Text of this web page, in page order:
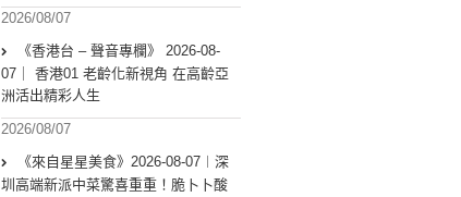
2026/08/07
《香港台 – 聲音專欄》 2026-08-
07｜ 香港01 老齡化新視角 在高齡亞
洲活出精彩人生
2026/08/07
《來自星星美食》2026-08-07︱深
圳高端新派中菜驚喜重重！脆卜卜酸